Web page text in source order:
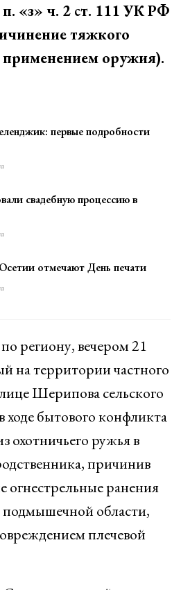
«з» ч. 2 ст. 111 УК РФ
тяжкого
применением оружия).
первые подробности
свадебную процессию в
отмечают День печати
региону, вечером 21
на территории частного
Шерипова сельского
бытового конфликта
охотничьего ружья в
причинив
огнестрельные ранения
подмышечной области,
плечевой